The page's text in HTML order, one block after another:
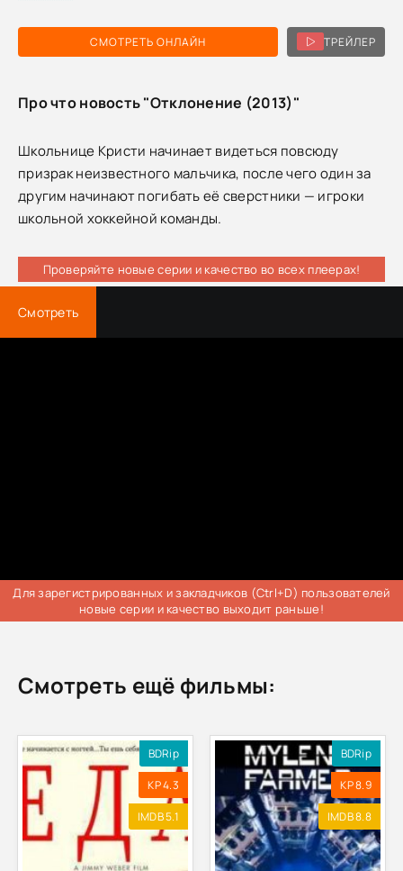
СМОТРЕТЬ ОНЛАЙН ТРЕЙЛЕР
Про что новость "Отклонение (2013)"
Школьнице Кристи начинает видеться повсюду
призрак неизвестного мальчика, после чего один за
другим начинают погибать её сверстники — игроки
школьной хоккейной команды.
Проверяйте новые серии и качество во всех плеерах!
Смотреть
Для зарегистрированных и закладчиков (Ctrl+D) пользователей
новые серии и качество выходит раньше!
Смотреть ещё фильмы:
BDRip
KP 4.3
IMDB 5.1
BDRip
KP 8.9
IMDB 8.8